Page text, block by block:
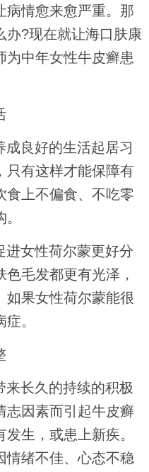
病情愈来愈严重。那
办?现在就让海口肤康
为中年女性牛皮癣患
良好的生活起居习
只有这样才能保障有
食上不偏食、不吃零
进女性荷尔蒙更好分
毛发都更有光泽，
如果女性荷尔蒙能很
。
来长久的持续的积极
志因素而引起牛皮癣
生，或患上新疾。
情绪不佳、心态不稳